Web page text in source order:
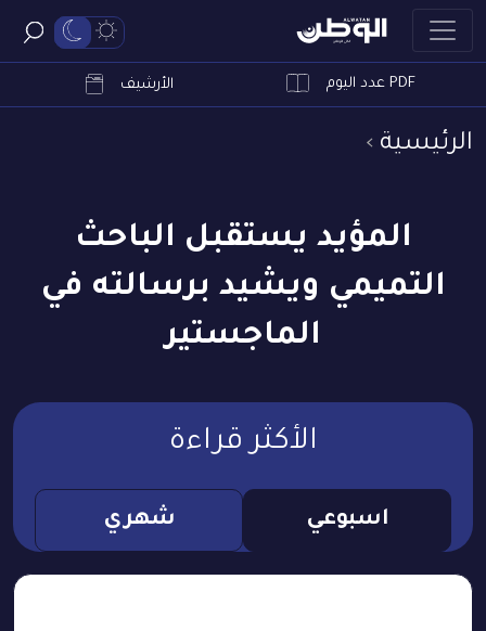
PDF عدد اليوم الأرشيف
الرئيسية
المؤيد يستقبل الباحث
التميمي ويشيد برسالته في
الماجستير
الأكثر قراءة
اسبوعي شهري